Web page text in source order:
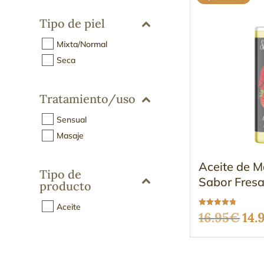
Tipo de piel
Mixta/Normal
Seca
Tratamiento/uso
Sensual
Masaje
Tipo de
producto
Aceite
Aceite de
Sabor Fresa
Valorado
con
16.95€El